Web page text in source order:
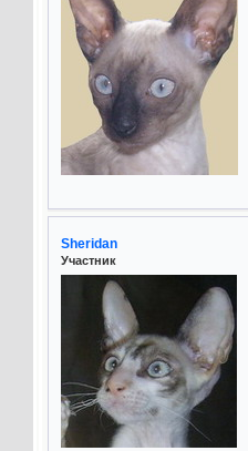
Sheridan
Участник